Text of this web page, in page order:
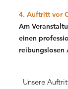
4. Auftritt vor
Am
einen
reibungslosen
Unsere